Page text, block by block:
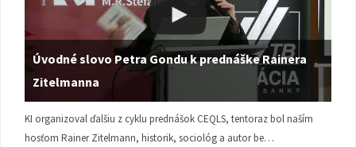
Úvodné slovo Petra Gondu k prednáške Rainera
Zitelmanna
KI organizoval ďalšiu z cyklu prednášok CEQLS, tentoraz bol naším
hosťom Rainer Zitelmann, historik, sociológ a autor be…